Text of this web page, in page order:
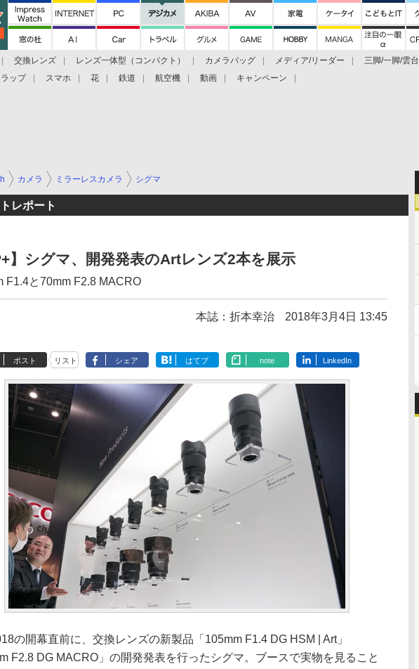
交換レンズ レンズ一体型（コンパクト） カメラバッグ メディア/リーダー 三脚/一脚/雲台
ップ スマホ 花 鉄道 航空機 動画 キャンペーン
カメラ ミラーレスカメラ シグマ
レポート
】シグマ、開発発表のArtレンズ2本を展示
F1.4と70mm F2.8 MACRO
本誌：折本幸治 2018年3月4日 13:45
ポスト リスト シェア はてブ note LinkedIn
の開幕直前に、交換レンズの新製品「105mm F1.4 DG HSM | Art」
F2.8 DG MACRO」の開発発表を行ったシグマ。ブースで実物を見ること